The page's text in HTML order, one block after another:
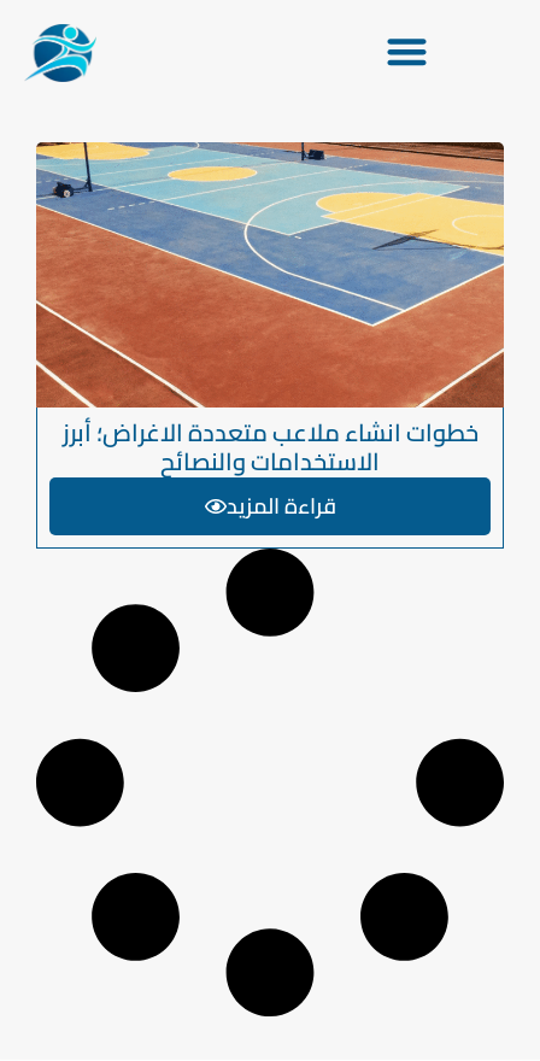
خطوات انشاء ملاعب متعددة الاغراض؛ أبرز
الاستخدامات والنصائح
قراءة المزيد